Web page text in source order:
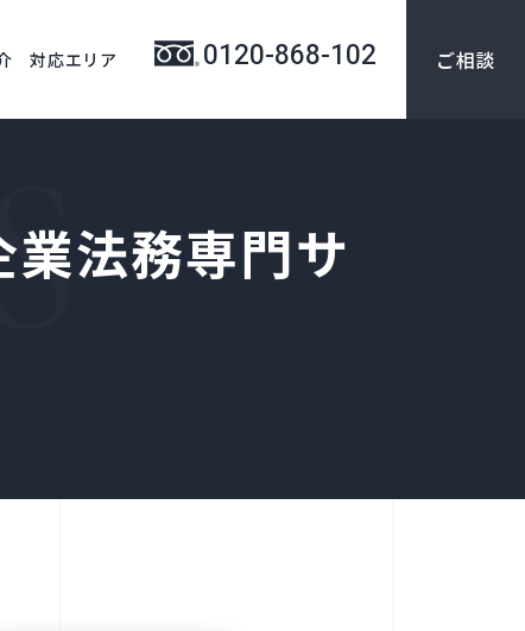
対応エリア 0120-868-102 ご相談
法務専門サ